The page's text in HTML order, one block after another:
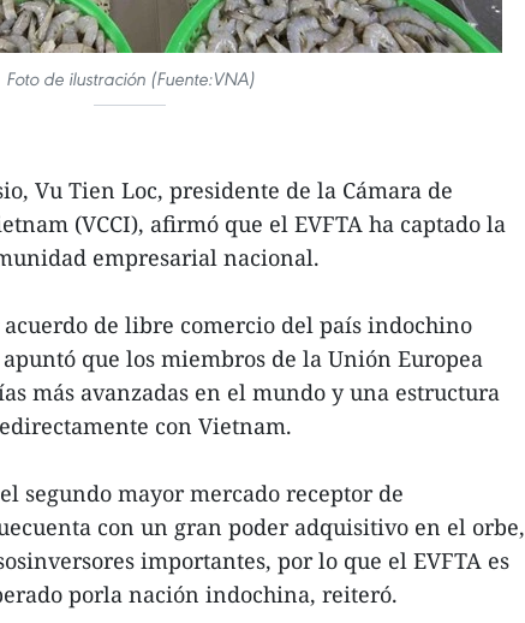
Foto de ilustración (Fuente:VNA)
Vu Tien Loc, presidente de la Cámara de
(VCCI), afirmó que el EVFTA ha captado la
empresarial nacional.
de libre comercio del país indochino
que los miembros de la Unión Europea
más avanzadas en el mundo y una estructura
con Vietnam.
segundo mayor mercado receptor de
con un gran poder adquisitivo en el orbe,
importantes, por lo que el EVFTA es
porla nación indochina, reiteró.